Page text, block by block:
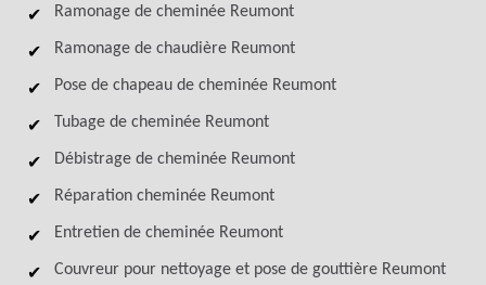
Ramonage de cheminée Reumont
Ramonage de chaudière Reumont
Pose de chapeau de cheminée Reumont
Tubage de cheminée Reumont
Débistrage de cheminée Reumont
Réparation cheminée Reumont
Entretien de cheminée Reumont
Couvreur pour nettoyage et pose de gouttière Reumont